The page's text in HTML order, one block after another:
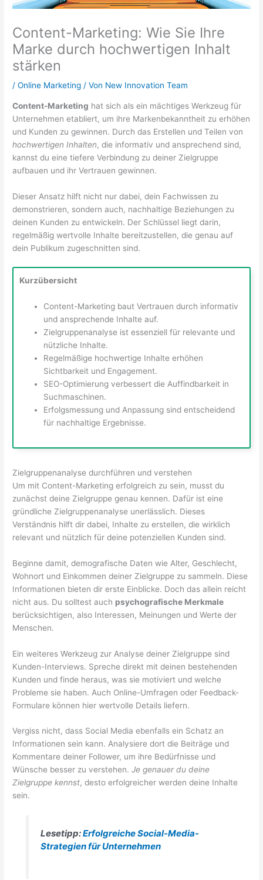
Content-Marketing: Wie Sie Ihre
Marke durch hochwertigen Inhalt
stärken
/Online Marketing / Von New Innovation Team
Content-Marketing hat sich als ein mächtiges Werkzeug für
Unternehmen etabliert, um ihre Markenbekanntheit zu erhöhen
und Kunden zu gewinnen. Durch das Erstellen und Teilen von
hochwertigen Inhalten, die informativ und ansprechend sind,
kannst du eine tiefere Verbindung zu deiner Zielgruppe
aufbauen und ihr Vertrauen gewinnen.
Dieser Ansatz hilft nicht nur dabei, dein Fachwissen zu
demonstrieren, sondern auch, nachhaltige Beziehungen zu
deinen Kunden zu entwickeln. Der Schlüssel liegt darin,
regelmäßig wertvolle Inhalte bereitzustellen, die genau auf
dein Publikum zugeschnitten sind.
Kurzübersicht
Content-Marketing baut Vertrauen durch informativ
und ansprechende Inhalte auf.
Zielgruppenanalyse ist essenziell für relevante und
nützliche Inhalte.
Regelmäßige hochwertige Inhalte erhöhen
Sichtbarkeit und Engagement.
SEO-Optimierung verbessert die Auffindbarkeit in
Suchmaschinen.
Erfolgsmessung und Anpassung sind entscheidend
für nachhaltige Ergebnisse.
Zielgruppenanalyse durchführen und verstehen
Um mit Content-Marketing erfolgreich zu sein, musst du
zunächst deine Zielgruppe genau kennen. Dafür ist eine
gründliche Zielgruppenanalyse unerlässlich. Dieses
Verständnis hilft dir dabei, Inhalte zu erstellen, die wirklich
relevant und nützlich für deine potenziellen Kunden sind.
Beginne damit, demografische Daten wie Alter, Geschlecht,
Wohnort und Einkommen deiner Zielgruppe zu sammeln. Diese
Informationen bieten dir erste Einblicke. Doch das allein reicht
nicht aus. Du solltest auch psychografische Merkmale
berücksichtigen, also Interessen, Meinungen und Werte der
Menschen.
Ein weiteres Werkzeug zur Analyse deiner Zielgruppe sind
Kunden-Interviews. Spreche direkt mit deinen bestehenden
Kunden und finde heraus, was sie motiviert und welche
Probleme sie haben. Auch Online-Umfragen oder Feedback-
Formulare können hier wertvolle Details liefern.
Vergiss nicht, dass Social Media ebenfalls ein Schatz an
Informationen sein kann. Analysiere dort die Beiträge und
Kommentare deiner Follower, um ihre Bedürfnisse und
Wünsche besser zu verstehen.Je genauer du deine
Zielgruppe kennst, desto erfolgreicher werden deine Inhalte
sein.
Lesetipp:Erfolgreiche Social-Media-
Strategien für Unternehmen